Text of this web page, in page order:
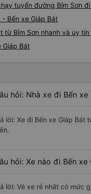
tuyến đường Bỉm Sơn
Bến xe Giáp Bát
từ Bỉm Sơn nhanh và uy tín
Giáp Bát
hỏi: Nhà xe đi Bến
lời: Xe đi Bến xe Giáp Bát
hỏi: Xe nào đi Bến
lời: Vé xe rẻ nhất có mức